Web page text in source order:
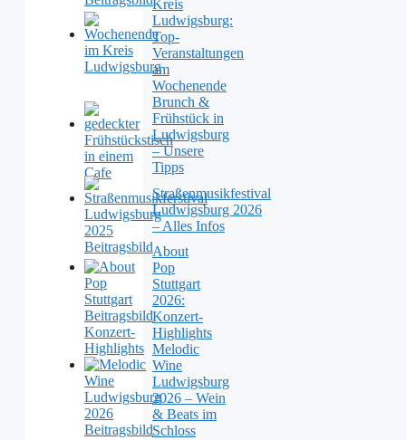
Kreis
Ludwigsburg:
Top-
Veranstaltungen
am
Wochenende
Brunch &
Frühstück in
Ludwigsburg
– Unsere
Tipps
Straßenmusikfestival
Ludwigsburg 2026
– Alles Infos
About
Pop
Stuttgart
2026:
Konzert-
Highlights
Melodic
Wine
Ludwigsburg
2026 – Wein
& Beats im
Schloss